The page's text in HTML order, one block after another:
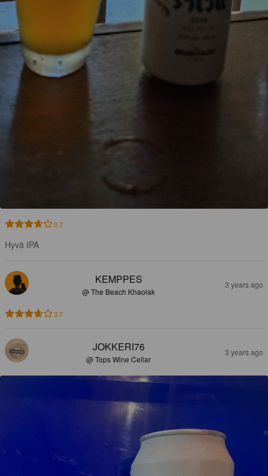
3.7
Hyvä IPA
KEMPPES
@ The Beach Khaolak
3 years ago
3.7
JOKKERI76
@ Tops Wine Cellar
3 years ago